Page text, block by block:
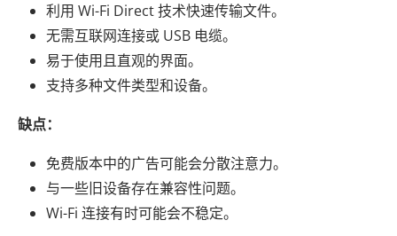
利用 Wi-Fi Direct 技术快速传输文件。
无需互联网连接或 USB 电缆。
易于使用且直观的界面。
支持多种文件类型和设备。
缺点：
免费版本中的广告可能会分散注意力。
与一些旧设备存在兼容性问题。
Wi-Fi 连接有时可能会不稳定。